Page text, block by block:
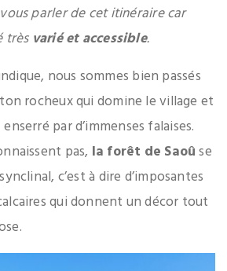
parler de cet itinéraire car
très varié et accessible.
nous sommes bien passés
rocheux qui domine le village et
enserré par d’immenses falaises.
pas, la forêt de Saoûse
c’est à dire d’imposantes
qui donnent un décor tout